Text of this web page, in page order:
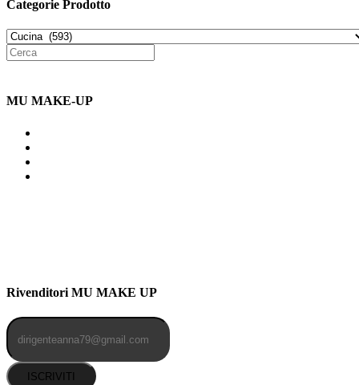
Categorie Prodotto
MU MAKE-UP
Rivenditori MU MAKE UP
ISCRIVITI